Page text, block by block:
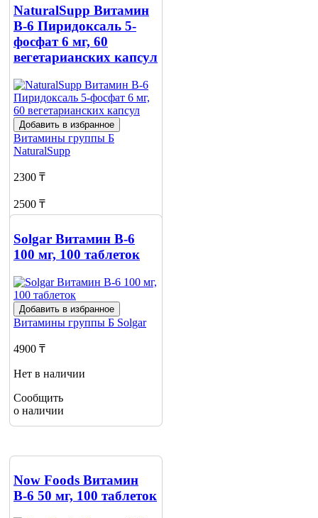
NaturalSupp Витамин
В-6 Пиридоксаль 5-
фосфат 6 мг, 60
вегетарианских капсул
Добавить в избранное
Витамины группы Б
NaturalSupp
2300 ₸
2500 ₸
Сообщить
Solgar Витамин B-6
100 мг, 100 таблеток
Добавить в избранное
Витамины группы Б Solgar
4900 ₸
Нет в наличии
Сообщить
о наличии
Now Foods Витамин
В-6 50 мг, 100 таблеток